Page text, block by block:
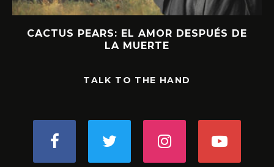
CACTUS PEARS: EL AMOR DESPUÉS DE
LA MUERTE
TALK TO THE HAND